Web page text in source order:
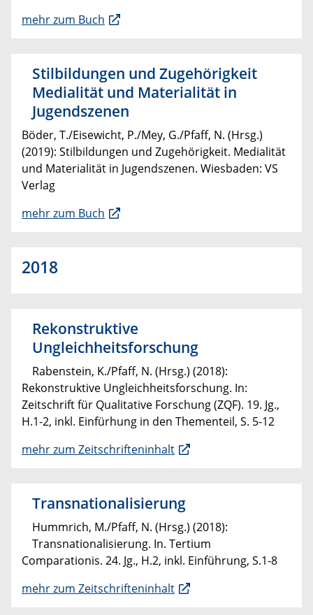
mehr zum Buch
Stilbildungen und Zugehörigkeit
Medialität und Materialität in
Jugendszenen
Böder, T./Eisewicht, P./Mey, G./Pfaff, N. (Hrsg.)
(2019): Stilbildungen und Zugehörigkeit. Medialität
und Materialität in Jugendszenen. Wiesbaden: VS
Verlag
mehr zum Buch
2018
Rekonstruktive
Ungleichheitsforschung
Rabenstein, K./Pfaff, N. (Hrsg.) (2018):
Rekonstruktive Ungleichheitsforschung. In:
Zeitschrift für Qualitative Forschung (ZQF). 19. Jg.,
H.1-2, inkl. Einfürhung in den Thementeil, S. 5-12
mehr zum Zeitschrifteninhalt
Transnationalisierung
Hummrich, M./Pfaff, N. (Hrsg.) (2018):
Transnationalisierung. In. Tertium
Comparationis. 24. Jg., H.2, inkl. Einführung, S.1-8
mehr zum Zeitschrifteninhalt